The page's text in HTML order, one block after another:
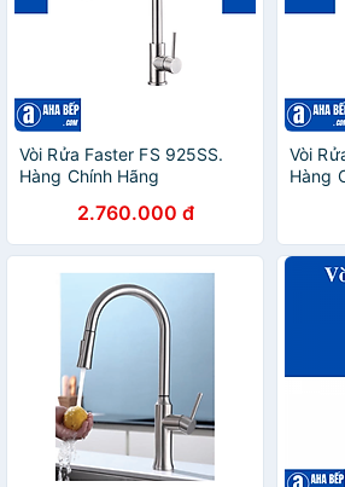
Vòi Rửa Faster FS 925SS.
Hàng Chính Hãng
2.760.000 đ
Vòi
Hàng